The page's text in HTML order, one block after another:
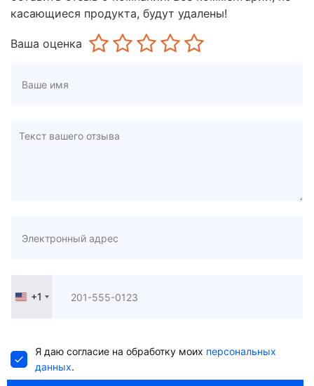
касающиеся продукта, будут удалены!
Ваша оценка
United
+1
Я даю согласие на обработку моих персональных
данных.